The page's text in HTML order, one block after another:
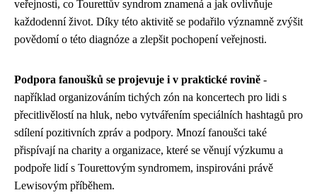
veřejnosti, co Tourettův syndrom znamená a jak ovlivňuje
každodenní život. Díky této aktivitě se podařilo významně zvýšit
povědomí o této diagnóze a zlepšit pochopení veřejnosti.
Podpora fanoušků se projevuje i v praktické rovině -
například organizováním tichých zón na koncertech pro lidi s
přecitlivělostí na hluk, nebo vytvářením speciálních hashtagů pro
sdílení pozitivních zpráv a podpory. Mnozí fanoušci také
přispívají na charity a organizace, které se věnují výzkumu a
podpoře lidí s Tourettovým syndromem, inspirováni právě
Lewisovým příběhem.